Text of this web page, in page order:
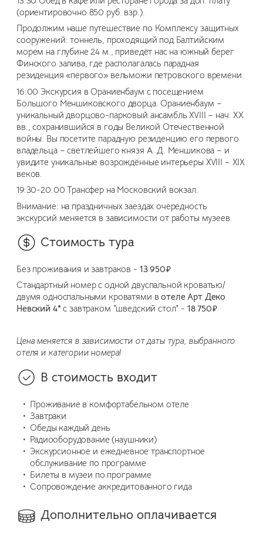
(ориентировочно 850 руб. взр.).
Продолжим наше путешествие по Комплексу защитных
сооружений: тоннель, проходящий под Балтийским
морем на глубине 24 м., приведёт нас на южный берег
Финского залива, где располагалась парадная
резиденция «первого» вельможи петровского времени.
16:00 Экскурсия в Ораниенбаум с посещением
Большого Меншиковского дворца. Ораниенбаум –
уникальный дворцово-парковый ансамбль XVIII – нач. XX
вв., сохранившийся в годы Великой Отечественной
войны. Вы посетите парадную резиденцию его первого
владельца – светлейшего князя А. Д. Меншикова – и
увидите уникальные возрождённые интерьеры XVIII – XIX
веков.
19:30-20:00 Трансфер на Московский вокзал.
Внимание: на праздничных заездах очередность
экскурсий меняется в зависимости от работы музеев.
Стоимость тура
Без проживания и завтраков - 13 950₽
Стандартный номер с одной двуспальной кроватью/
двумя односпальными кроватями вотеле Арт Деко
Невский 4*с завтраком "шведский стол" - 18 750₽
Цена меняется в зависимости от даты тура, выбранного
отеля и категории номера!
В стоимость входит
Проживание в комфортабельном отеле
Завтраки
Обеды каждый день
Радиооборудование (наушники)
Экскурсионное и ежедневное транспортное
обслуживание по программе
Билеты в музеи по программе
Сопровождение аккредитованного гида
Дополнительно оплачивается